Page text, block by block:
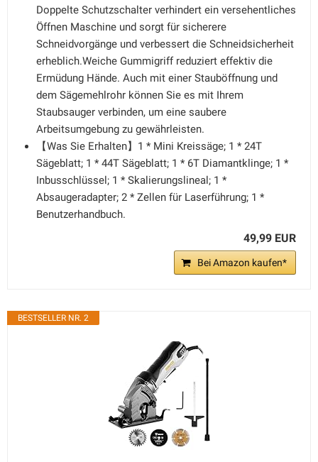
Doppelte Schutzschalter verhindert ein versehentliches
Öffnen Maschine und sorgt für sicherere
Schneidvorgänge und verbessert die Schneidsicherheit
erheblich.Weiche Gummigriff reduziert effektiv die
Ermüdung Hände. Auch mit einer Stauböffnung und
dem Sägemehlrohr können Sie es mit Ihrem
Staubsauger verbinden, um eine saubere
Arbeitsumgebung zu gewährleisten.
【Was Sie Erhalten】1 * Mini Kreissäge; 1 * 24T
Sägeblatt; 1 * 44T Sägeblatt; 1 * 6T Diamantklinge; 1 *
Inbusschlüssel; 1 * Skalierungslineal; 1 *
Absaugeradapter; 2 * Zellen für Laserführung; 1 *
Benutzerhandbuch.
49,99 EUR
Bei Amazon kaufen*
BESTSELLER NR. 2